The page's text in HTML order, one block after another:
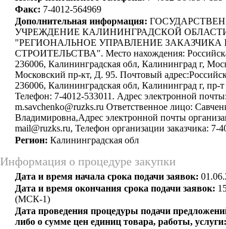
Факс: 7-4012-564969
Дополнительная информация:
УЧРЕЖДЕНИЕ КАЛИНИНГРАДСКОЙ
"РЕГИОНАЛЬНОЕ УПРАВЛЕНИЕ
СТРОИТЕЛЬСТВА". Место нахождения:
236006, Калининградская обл, Калининград г,
Московский пр-кт, Д. 95. Почтовый
236006, Калининградская обл, Калининград г, пр-
Телефон: 7-4012-533011. Адрес электронной почты:
m.savchenko@ruzks.ru Ответственное лицо:
Владимировна,Адрес электронной почты
mail@ruzks.ru, Телефон организации заказчика: 7-
Регион: Калининградская обл
Информация о процедуре закупки
Дата и время начала срока подачи заявок:
Дата и время окончания срока подачи заявок:
(МСК-1)
Дата проведения процедуры подачи
либо о сумме цен единиц товара, работы, услуги: